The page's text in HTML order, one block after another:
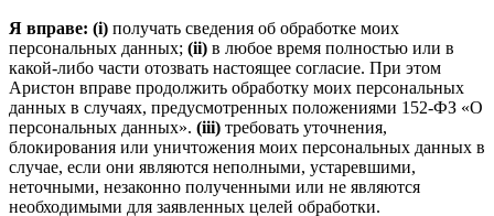
Я вправе: (i) получать сведения об обработке моих
персональных данных; (ii) в любое время полностью или в
какой-либо части отозвать настоящее согласие. При этом
Аристон вправе продолжить обработку моих персональных
данных в случаях, предусмотренных положениями 152-ФЗ «О
персональных данных». (iii) требовать уточнения,
блокирования или уничтожения моих персональных данных в
случае, если они являются неполными, устаревшими,
неточными, незаконно полученными или не являются
необходимыми для заявленных целей обработки.